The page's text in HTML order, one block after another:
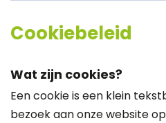
Cookiebeleid
Wat zijn cookies?
Een cookie is een klein
bezoek aan onze website